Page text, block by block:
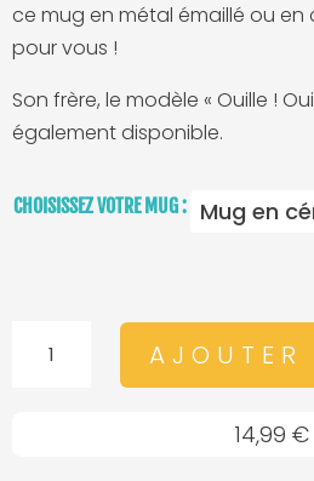
ce mug en métal émaillé ou
pour vous !
Son frère, le modèle « Ouille !
également disponible.
CHOISISSEZ VOTRE MUG :
AJOUTER
14,99 €